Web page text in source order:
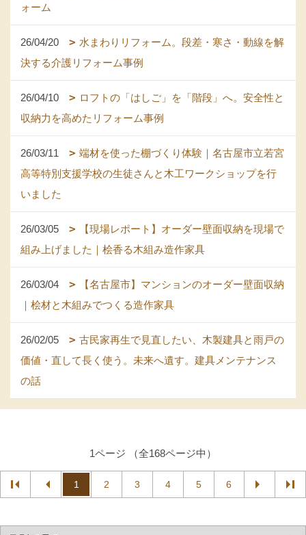
ォーム
26/04/20
水まわりリフォーム。段差・寒さ・動線を解
決する介護リフォーム事例
26/04/10
ロフトの「はしご」を「階段」へ。安全性と
収納力を高めたリフォーム事例
26/03/11
端材を使った棚づくり体験｜名古屋市立若宮
高等特別支援学校の生徒さんと木工ワークショップを行
いました
26/03/05
【現場レポート】オーダー壁面収納を現場で
組み上げました｜桧香る木組み造作家具
26/03/04
【名古屋市】マンションのオーダー壁面収納
｜桧材と木組みでつくる造作家具
26/02/05
古民家再生で見直したい、木製建具と雨戸の
価値・直して長く使う。未来へ遺す。建具メンテナンス
の話
1ページ （全168ページ中）
1 2 3 4 5 6